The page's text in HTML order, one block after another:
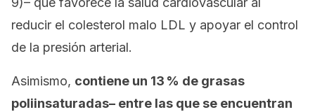
reducir el colesterol malo LDL y apoyar el control
de la presión arterial.
Asimismo, contiene un 13 % de grasas
poliinsaturadas– entre las que se encuentran